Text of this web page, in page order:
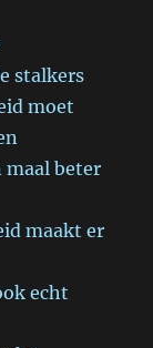
stalkers
moet
beter
maakt er
echt